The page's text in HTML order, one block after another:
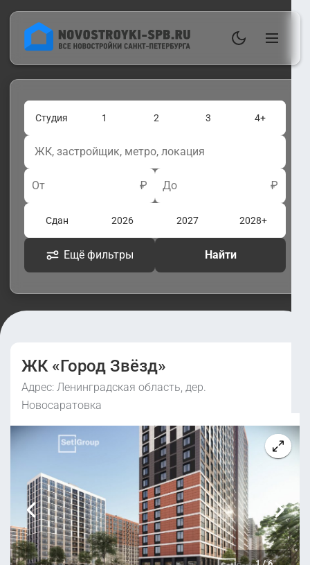
Студия 1 2 3 4+
От ₽ До ₽
Сдан 2026 2027 2028+
Ещё фильтры Найти
ЖК «Город Звёзд»
Адрес: Ленинградская область, дер.
Новосаратовка